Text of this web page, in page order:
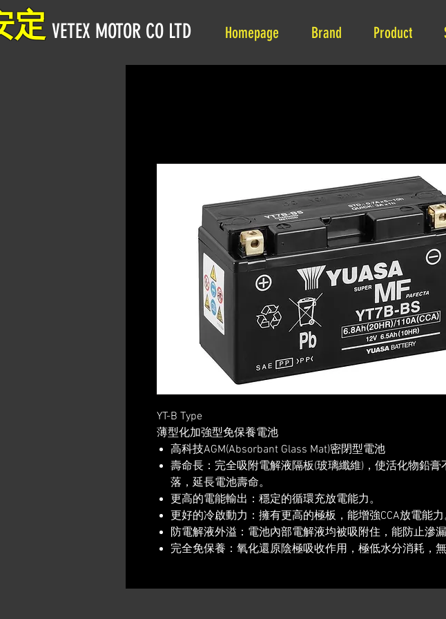
Homepage Brand Product
定 VETEX MOTOR CO LTD
YT-B Type
薄型化加強型免保養電池
高科技AGM(Absorbant Glass Mat)密閉型電池
壽命長：完全吸附電解液隔板(玻璃纖維)，使活化物鉛膏
落，延長電池壽命。
更高的電能輸出：穩定的循環充放電能力。
更好的冷啟動力：擁有更高的極板，能增強CCA放電能力
防電解液外溢：電池內部電解液均被吸附住，能防止滲漏
完全免保養：氧化還原陰極吸收作用，極低水分消耗，無